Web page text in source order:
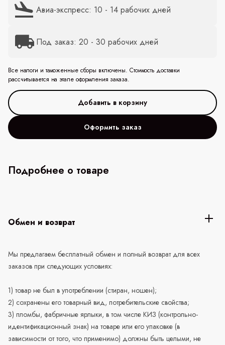
Авиа-экспресс: 10 - 14 рабочих дней
Под заказ: 20 - 30 рабочих дней
Все налоги и таможенные сборы включены. Стоимость доставки
рассчитывается на этапе оформления заказа.
Оформить заказ
Подробнее о товаре
Обмен и возврат
Мы предлагаем бесплатный обмен и полный возврат для всех
заказов при следующих условиях:
1) товар не был в употреблении (стиран, ношен);
2) сохранены его товарный вид, потребительские свойства;
3) пломбы, фабричные ярлыки, в том числе КИЗ (контрольно-
идентификационный знак) на товаре или его упаковке (в
зависимости от того, что применимо) должны быть целыми, не